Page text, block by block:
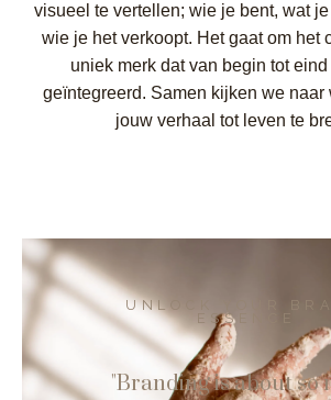
visueel te vertellen; wie je bent, wat
wie je het verkoopt. Het gaat om het
uniek merk dat van begin tot
geïntegreerd. Samen kijken we naar
jouw verhaal tot leven te
UNLOCK YOUR
ESSENCE
"Branding is about so